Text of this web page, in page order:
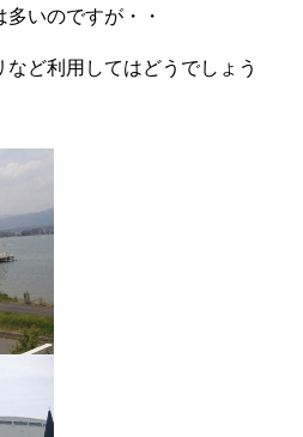
いのですが・・
ど利用してはどうでしょう